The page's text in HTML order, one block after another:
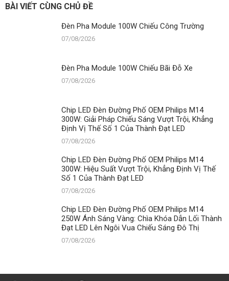
BÀI VIẾT CÙNG CHỦ ĐỀ
Đèn Pha Module 100W Chiếu Công Trường
07/08/2026
Đèn Pha Module 100W Chiếu Bãi Đỗ Xe
07/08/2026
Chip LED Đèn Đường Phố OEM Philips M14
300W: Giải Pháp Chiếu Sáng Vượt Trội, Khẳng
Định Vị Thế Số 1 Của Thành Đạt LED
07/08/2026
Chip LED Đèn Đường Phố OEM Philips M14
300W: Hiệu Suất Vượt Trội, Khẳng Định Vị Thế
Số 1 Của Thành Đạt LED
07/08/2026
Chip LED Đèn Đường Phố OEM Philips M14
250W Ánh Sáng Vàng: Chìa Khóa Dẫn Lối Thành
Đạt LED Lên Ngôi Vua Chiếu Sáng Đô Thị
07/08/2026